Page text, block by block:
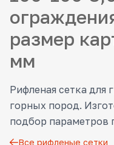
размер
мм
Рифленая сетка для
горных пород.
подбор параметров
Все рифленые сетки